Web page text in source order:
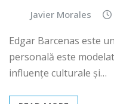
Javier Morales
Edgar Barcenas este
personală este
influențe culturale și…